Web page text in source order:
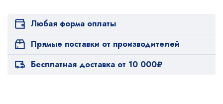
Любая форма оплаты
Прямые поставки от производителей
Бесплатная доставка от 10 000₽